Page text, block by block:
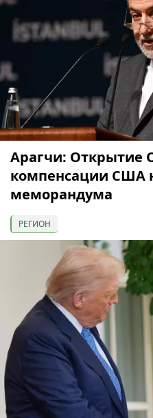
Арагчи: Открытие
компенсации США
меморандума
РЕГИОН